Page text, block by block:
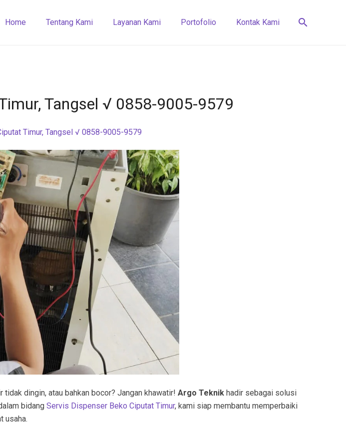
Home Tentang Kami Layanan Kami Portofolio Kontak Kami search
Tangsel √ 0858-9005-9579
Timur, Tangsel √ 0858-9005-9579
dingin, atau bahkan bocor? Jangan khawatir! Argo Teknik hadir sebagai solusi
bidang Servis Dispenser Beko Ciputat Timur, kami siap membantu memperbaiki
usaha.